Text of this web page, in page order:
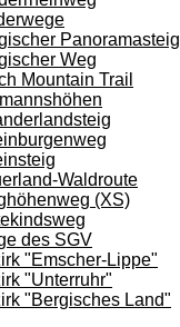
Panoramasteig
Weg
Mountain Trail
Waldroute
(XS)
des SGV
"Emscher-Lippe"
"Unterruhr"
"Bergisches Land"